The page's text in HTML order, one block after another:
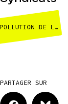
POLLUTION DE L'AIR ET TRANSPORTS
PARTAGER SUR